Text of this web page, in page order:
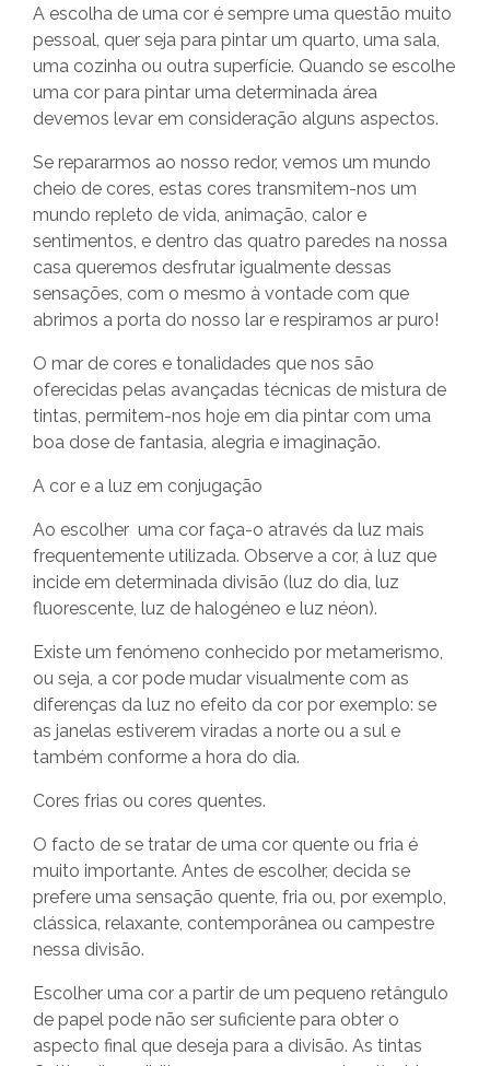
A escolha de uma cor é sempre uma questão muito
pessoal, quer seja para pintar um quarto, uma sala,
uma cozinha ou outra superfície. Quando se escolhe
uma cor para pintar uma determinada área
devemos levar em consideração alguns aspectos.
Se repararmos ao nosso redor, vemos um mundo
cheio de cores, estas cores transmitem-nos um
mundo repleto de vida, animação, calor e
sentimentos, e dentro das quatro paredes na nossa
casa queremos desfrutar igualmente dessas
sensações, com o mesmo à vontade com que
abrimos a porta do nosso lar e respiramos ar puro!
O mar de cores e tonalidades que nos são
oferecidas pelas avançadas técnicas de mistura de
tintas, permitem-nos hoje em dia pintar com uma
boa dose de fantasia, alegria e imaginação.
A cor e a luz em conjugação
Ao escolher uma cor faça-o através da luz mais
frequentemente utilizada. Observe a cor, à luz que
incide em determinada divisão (luz do dia, luz
fluorescente, luz de halogéneo e luz néon).
Existe um fenómeno conhecido por metamerismo,
ou seja, a cor pode mudar visualmente com as
diferenças da luz no efeito da cor por exemplo: se
as janelas estiverem viradas a norte ou a sul e
também conforme a hora do dia.
Cores frias ou cores quentes.
O facto de se tratar de uma cor quente ou fria é
muito importante. Antes de escolher, decida se
prefere uma sensação quente, fria ou, por exemplo,
clássica, relaxante, contemporânea ou campestre
nessa divisão.
Escolher uma cor a partir de um pequeno retângulo
de papel pode não ser suficiente para obter o
aspecto final que deseja para a divisão. As tintas